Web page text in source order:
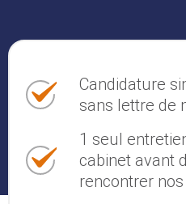
Candidature
sans lettre de
1 seul
cabinet avant
rencontrer